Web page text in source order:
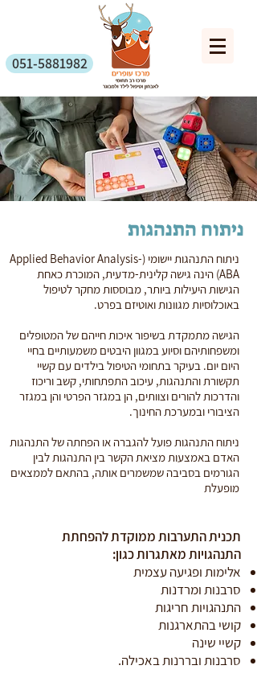
051-5881982
ניתוח התנהגות
ניתוח התנהגות יישומי (Applied Behavior Analysis-
ABA) הינה גישה קלינית-מדעית, המוכרת כאחת
הגישות היעילות ביותר, מבוססות מחקר לטיפול
באוכלוסיות מגוונות ואוטיזם בפרט.
הגישה מתמקדת בשיפור איכות חייהם של המטופלים
ומשפחותיהם וסיוע במגוון היבטים משמעותיים בחיי
היום יום. בעיקר בתחומי הטיפול בילדים עם קשיי
תקשורת והתנהגות, עיכוב התפתחותי, קשב וריכוז
והדרכות להורים וצוותים, הן במגזר הפרטי והן במגזר
הציבורי ובמערכת החינוך.
ניתוח התנהגות פועל להגברה או הפחתה של התנהגות
האדם באמצעות מציאת הקשר בין התנהגות לבין
הגורמים בסביבה שמשמרים אותה, בהתאם לממצאים
מופעלת
תכנית התערבות ממוקדת להפחתת
התנהגויות מאתגרות כגון:
אלימות ופגיעה עצמית
סרבנות ומרדנות
התנהגויות חריגות
קושי בהתארגנות
קשיי שינה
סרבנות ובררנות באכילה.